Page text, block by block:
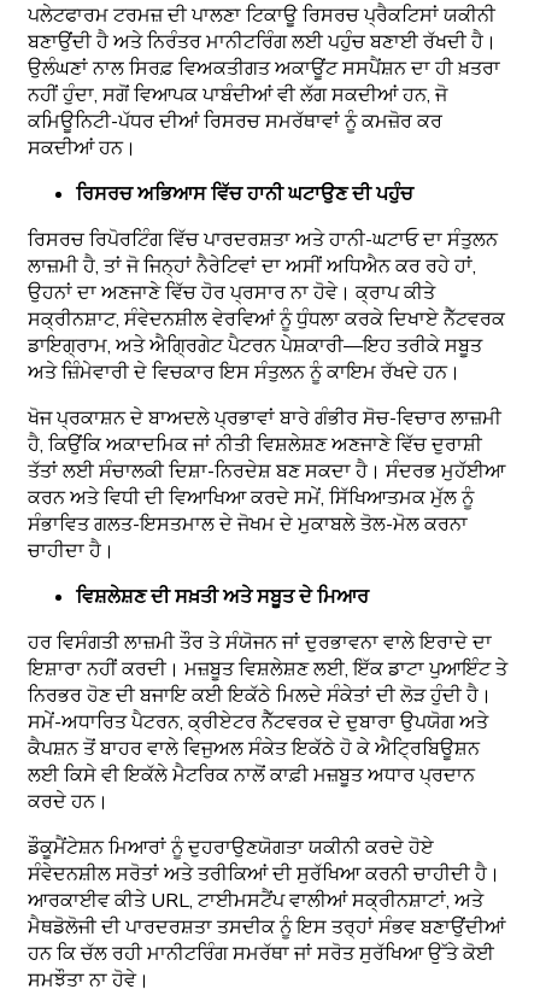
ਪਲੇਟਫਾਰਮ ਟਰਮਜ਼ ਦੀ ਪਾਲਣਾ ਟਿਕਾਊ ਰਿਸਰਚ ਪ੍ਰੈਕਟਿਸਾਂ ਯਕੀਨੀ
ਬਣਾਉਂਦੀ ਹੈ ਅਤੇ ਨਿਰੰਤਰ ਮਾਨੀਟਰਿੰਗ ਲਈ ਪਹੁੰਚ ਬਣਾਈ ਰੱਖਦੀ ਹੈ।
ਉਲੰਘਣਾਂ ਨਾਲ ਸਿਰਫ਼ ਵਿਅਕਤੀਗਤ ਅਕਾਊਂਟ ਸਸਪੈਂਸ਼ਨ ਦਾ ਹੀ ਖ਼ਤਰਾ
ਨਹੀਂ ਹੁੰਦਾ, ਸਗੋਂ ਵਿਆਪਕ ਪਾਬੰਦੀਆਂ ਵੀ ਲੱਗ ਸਕਦੀਆਂ ਹਨ, ਜੋ
ਕਮਿਊਨਿਟੀ-ਪੱਧਰ ਦੀਆਂ ਰਿਸਰਚ ਸਮਰੱਥਾਵਾਂ ਨੂੰ ਕਮਜ਼ੋਰ ਕਰ
ਸਕਦੀਆਂ ਹਨ।
ਰਿਸਰਚ ਅਭਿਆਸ ਵਿੱਚ ਹਾਨੀ ਘਟਾਉਣ ਦੀ ਪਹੁੰਚ
ਰਿਸਰਚ ਰਿਪੋਰਟਿੰਗ ਵਿੱਚ ਪਾਰਦਰਸ਼ਤਾ ਅਤੇ ਹਾਨੀ-ਘਟਾਓ ਦਾ ਸੰਤੁਲਨ
ਲਾਜ਼ਮੀ ਹੈ, ਤਾਂ ਜੋ ਜਿਨ੍ਹਾਂ ਨੈਰੇਟਿਵਾਂ ਦਾ ਅਸੀਂ ਅਧਿਐਨ ਕਰ ਰਹੇ ਹਾਂ,
ਉਹਨਾਂ ਦਾ ਅਣਜਾਣੇ ਵਿੱਚ ਹੋਰ ਪ੍ਰਸਾਰ ਨਾ ਹੋਵੇ। ਕ੍ਰਾਪ ਕੀਤੇ
ਸਕ੍ਰੀਨਸ਼ਾਟ, ਸੰਵੇਦਨਸ਼ੀਲ ਵੇਰਵਿਆਂ ਨੂੰ ਧੁੰਧਲਾ ਕਰਕੇ ਦਿਖਾਏ ਨੈੱਟਵਰਕ
ਡਾਇਗ੍ਰਾਮ, ਅਤੇ ਐਗ੍ਰਿਗੇਟ ਪੈਟਰਨ ਪੇਸ਼ਕਾਰੀ—ਇਹ ਤਰੀਕੇ ਸਬੂਤ
ਅਤੇ ਜ਼ਿੰਮੇਵਾਰੀ ਦੇ ਵਿਚਕਾਰ ਇਸ ਸੰਤੁਲਨ ਨੂੰ ਕਾਇਮ ਰੱਖਦੇ ਹਨ।
ਖੋਜ ਪ੍ਰਕਾਸ਼ਨ ਦੇ ਬਾਅਦਲੇ ਪ੍ਰਭਾਵਾਂ ਬਾਰੇ ਗੰਭੀਰ ਸੋਚ-ਵਿਚਾਰ ਲਾਜ਼ਮੀ
ਹੈ, ਕਿਉਂਕਿ ਅਕਾਦਮਿਕ ਜਾਂ ਨੀਤੀ ਵਿਸ਼ਲੇਸ਼ਣ ਅਣਜਾਣੇ ਵਿੱਚ ਦੁਰਾਸ਼ੀ
ਤੱਤਾਂ ਲਈ ਸੰਚਾਲਕੀ ਦਿਸ਼ਾ-ਨਿਰਦੇਸ਼ ਬਣ ਸਕਦਾ ਹੈ। ਸੰਦਰਭ ਮੁਹੱਈਆ
ਕਰਨ ਅਤੇ ਵਿਧੀ ਦੀ ਵਿਆਖਿਆ ਕਰਦੇ ਸਮੇਂ, ਸਿੱਖਿਆਤਮਕ ਮੁੱਲ ਨੂੰ
ਸੰਭਾਵਿਤ ਗਲਤ-ਇਸਤਮਾਲ ਦੇ ਜੋਖਮ ਦੇ ਮੁਕਾਬਲੇ ਤੋਲ-ਮੋਲ ਕਰਨਾ
ਚਾਹੀਦਾ ਹੈ।
ਵਿਸ਼ਲੇਸ਼ਣ ਦੀ ਸਖ਼ਤੀ ਅਤੇ ਸਬੂਤ ਦੇ ਮਿਆਰ
ਹਰ ਵਿਸੰਗਤੀ ਲਾਜ਼ਮੀ ਤੌਰ ਤੇ ਸੰਯੋਜਨ ਜਾਂ ਦੁਰਭਾਵਨਾ ਵਾਲੇ ਇਰਾਦੇ ਦਾ
ਇਸ਼ਾਰਾ ਨਹੀਂ ਕਰਦੀ। ਮਜ਼ਬੂਤ ਵਿਸ਼ਲੇਸ਼ਣ ਲਈ, ਇੱਕ ਡਾਟਾ ਪੁਆਇੰਟ ਤੇ
ਨਿਰਭਰ ਹੋਣ ਦੀ ਬਜਾਇ ਕਈ ਇਕੱਠੇ ਮਿਲਦੇ ਸੰਕੇਤਾਂ ਦੀ ਲੋੜ ਹੁੰਦੀ ਹੈ।
ਸਮੇਂ-ਅਧਾਰਿਤ ਪੈਟਰਨ, ਕ੍ਰੀਏਟਰ ਨੈੱਟਵਰਕ ਦੇ ਦੁਬਾਰਾ ਉਪਯੋਗ ਅਤੇ
ਕੈਪਸ਼ਨ ਤੋਂ ਬਾਹਰ ਵਾਲੇ ਵਿਜੁਅਲ ਸੰਕੇਤ ਇਕੱਠੇ ਹੋ ਕੇ ਐਟ੍ਰਿਬਿਊਸ਼ਨ
ਲਈ ਕਿਸੇ ਵੀ ਇਕੱਲੇ ਮੈਟਰਿਕ ਨਾਲੋਂ ਕਾਫ਼ੀ ਮਜ਼ਬੂਤ ਅਧਾਰ ਪ੍ਰਦਾਨ
ਕਰਦੇ ਹਨ।
ਡੌਕੂਮੈਂਟੇਸ਼ਨ ਮਿਆਰਾਂ ਨੂੰ ਦੁਹਰਾਉਣਯੋਗਤਾ ਯਕੀਨੀ ਕਰਦੇ ਹੋਏ
ਸੰਵੇਦਨਸ਼ੀਲ ਸਰੋਤਾਂ ਅਤੇ ਤਰੀਕਿਆਂ ਦੀ ਸੁਰੱਖਿਆ ਕਰਨੀ ਚਾਹੀਦੀ ਹੈ।
ਆਰਕਾਈਵ ਕੀਤੇ URL, ਟਾਈਮਸਟੈਂਪ ਵਾਲੀਆਂ ਸਕ੍ਰੀਨਸ਼ਾਟਾਂ, ਅਤੇ
ਮੈਥਡੋਲੋਜੀ ਦੀ ਪਾਰਦਰਸ਼ਤਾ ਤਸਦੀਕ ਨੂੰ ਇਸ ਤਰ੍ਹਾਂ ਸੰਭਵ ਬਣਾਉਂਦੀਆਂ
ਹਨ ਕਿ ਚੱਲ ਰਹੀ ਮਾਨੀਟਰਿੰਗ ਸਮਰੱਥਾ ਜਾਂ ਸਰੋਤ ਸੁਰੱਖਿਆ ਉੱਤੇ ਕੋਈ
ਸਮਝੌਤਾ ਨਾ ਹੋਵੇ।